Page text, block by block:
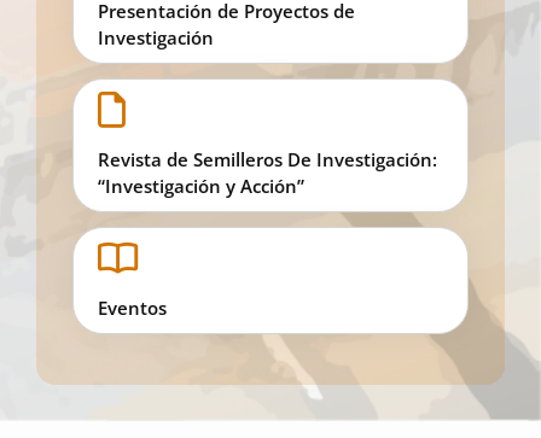
Presentación de Proyectos de
Investigación
Revista de Semilleros De Investigación:
“Investigación y Acción”
Eventos